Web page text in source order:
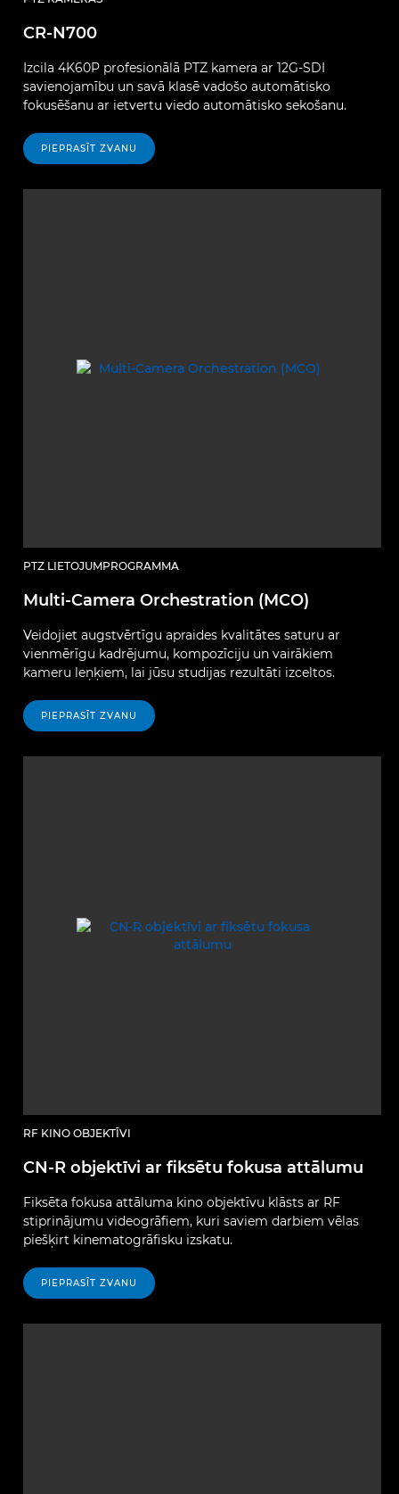
CR-N700
Izcila 4K60P profesionālā PTZ kamera ar 12G-SDI
savienojamību un savā klasē vadošo automātisko
fokusēšanu ar ietvertu viedo automātisko sekošanu.
PIEPRASĪT ZVANU
PTZ LIETOJUMPROGRAMMA
Multi-Camera Orchestration (MCO)
Veidojiet augstvērtīgu apraides kvalitātes saturu ar
vienmērīgu kadrējumu, kompozīciju un vairākiem
kameru leņķiem, lai jūsu studijas rezultāti izceltos.
PIEPRASĪT ZVANU
RF KINO OBJEKTĪVI
CN-R objektīvi ar fiksētu fokusa attālumu
Fiksēta fokusa attāluma kino objektīvu klāsts ar RF
stiprinājumu videogrāfiem, kuri saviem darbiem vēlas
piešķirt kinematogrāfisku izskatu.
PIEPRASĪT ZVANU